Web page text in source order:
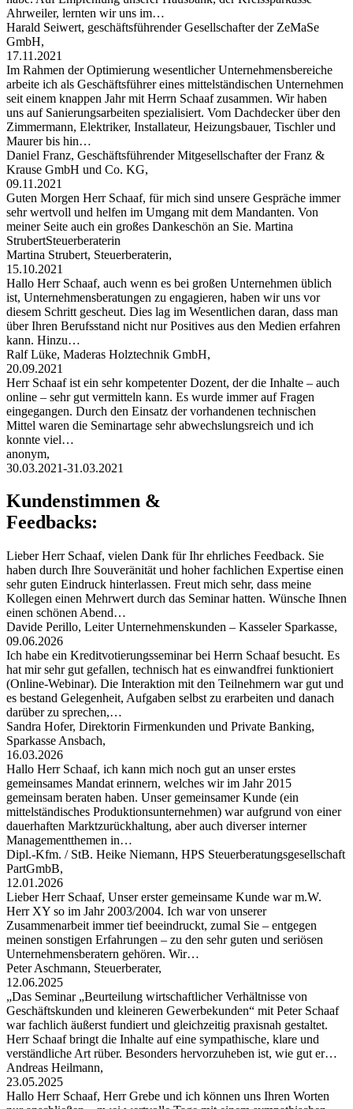
Ahrweiler, lernten wir uns im…
Harald Seiwert, geschäftsführender Gesellschafter der ZeMaSe
GmbH,
17.11.2021
Im Rahmen der Optimierung wesentlicher Unternehmensbereiche
arbeite ich als Geschäftsführer eines mittelständischen Unternehmen
seit einem knappen Jahr mit Herrn Schaaf zusammen. Wir haben
uns auf Sanierungsarbeiten spezialisiert. Vom Dachdecker über den
Zimmermann, Elektriker, Installateur, Heizungsbauer, Tischler und
Maurer bis hin…
Daniel Franz, Geschäftsführender Mitgesellschafter der Franz &
Krause GmbH und Co. KG,
09.11.2021
Guten Morgen Herr Schaaf, für mich sind unsere Gespräche immer
sehr wertvoll und helfen im Umgang mit dem Mandanten. Von
meiner Seite auch ein großes Dankeschön an Sie. Martina
StrubertSteuerberaterin
Martina Strubert, Steuerberaterin,
15.10.2021
Hallo Herr Schaaf, auch wenn es bei großen Unternehmen üblich
ist, Unternehmensberatungen zu engagieren, haben wir uns vor
diesem Schritt gescheut. Dies lag im Wesentlichen daran, dass man
über Ihren Berufsstand nicht nur Positives aus den Medien erfahren
kann. Hinzu…
Ralf Lüke, Maderas Holztechnik GmbH,
20.09.2021
Herr Schaaf ist ein sehr kompetenter Dozent, der die Inhalte – auch
online – sehr gut vermitteln kann. Es wurde immer auf Fragen
eingegangen. Durch den Einsatz der vorhandenen technischen
Mittel waren die Seminartage sehr abwechslungsreich und ich
konnte viel…
anonym,
30.03.2021-31.03.2021
Kundenstimmen &
Feedbacks:
Lieber Herr Schaaf, vielen Dank für Ihr ehrliches Feedback. Sie
haben durch Ihre Souveränität und hoher fachlichen Expertise einen
sehr guten Eindruck hinterlassen. Freut mich sehr, dass meine
Kollegen einen Mehrwert durch das Seminar hatten. Wünsche Ihnen
einen schönen Abend…
Davide Perillo, Leiter Unternehmenskunden – Kasseler Sparkasse,
09.06.2026
Ich habe ein Kreditvotierungsseminar bei Herrn Schaaf besucht. Es
hat mir sehr gut gefallen, technisch hat es einwandfrei funktioniert
(Online-Webinar). Die Interaktion mit den Teilnehmern war gut und
es bestand Gelegenheit, Aufgaben selbst zu erarbeiten und danach
darüber zu sprechen,…
Sandra Hofer, Direktorin Firmenkunden und Private Banking,
Sparkasse Ansbach,
16.03.2026
Hallo Herr Schaaf, ich kann mich noch gut an unser erstes
gemeinsames Mandat erinnern, welches wir im Jahr 2015
gemeinsam beraten haben. Unser gemeinsamer Kunde (ein
mittelständisches Produktionsunternehmen) war aufgrund von einer
dauerhaften Marktzurückhaltung, aber auch diverser interner
Managementthemen in…
Dipl.-Kfm. / StB. Heike Niemann, HPS Steuerberatungsgesellschaft
PartGmbB,
12.01.2026
Lieber Herr Schaaf, Unser erster gemeinsame Kunde war m.W.
Herr XY so im Jahr 2003/2004. Ich war von unserer
Zusammenarbeit immer tief beeindruckt, zumal Sie – entgegen
meinen sonstigen Erfahrungen – zu den sehr guten und seriösen
Unternehmensberatern gehören. Wir…
Peter Aschmann, Steuerberater,
12.06.2025
„Das Seminar „Beurteilung wirtschaftlicher Verhältnisse von
Geschäftskunden und kleineren Gewerbekunden“ mit Peter Schaaf
war fachlich äußerst fundiert und gleichzeitig praxisnah gestaltet.
Herr Schaaf bringt die Inhalte auf eine sympathische, klare und
verständliche Art rüber. Besonders hervorzuheben ist, wie gut er…
Andreas Heilmann,
23.05.2025
Hallo Herr Schaaf, Herr Grebe und ich können uns Ihren Worten